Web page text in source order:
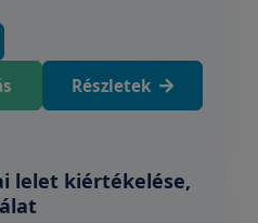
Részletek
lelet kiértékelése,